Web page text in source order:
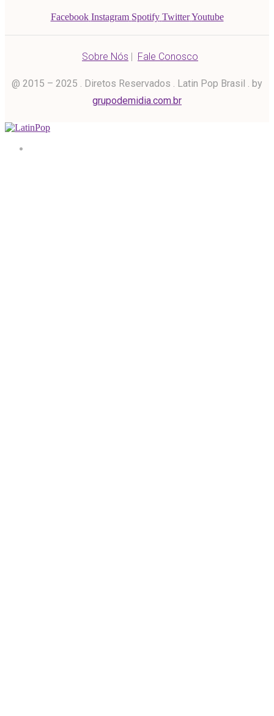
Facebook Instagram Spotify Twitter Youtube
Sobre Nós | Fale Conosco
@ 2015 – 2025 . Diretos Reservados . Latin Pop Brasil . by
grupodemidia.com.br